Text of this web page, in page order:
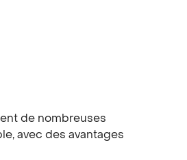
de nombreuses
avec des avantages